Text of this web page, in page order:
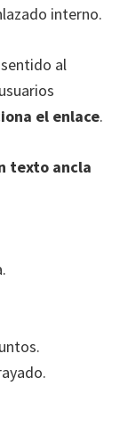
interno.
al
el enlace.
texto ancla